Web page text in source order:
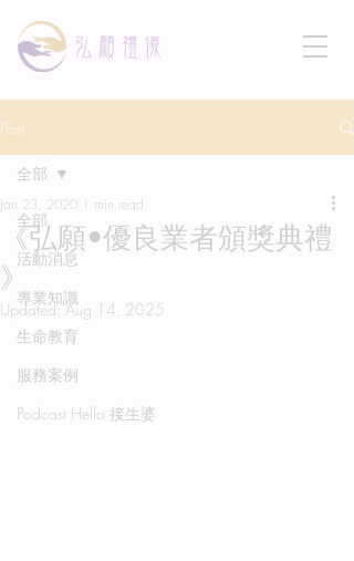
Post
全部
活動消息
專業知識
生命教育
服務案例
Podcast Hello 接生婆
全部
《弘願•優良業者頒獎典禮
》
Jan 23, 2020 1 min read
Updated:Aug 14, 2025